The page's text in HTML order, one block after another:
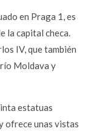
y Marianske
tiro de Praga
en Praga 1, es
la capital checa.
IV, que también
Moldava y
estatuas
ofrece unas vistas